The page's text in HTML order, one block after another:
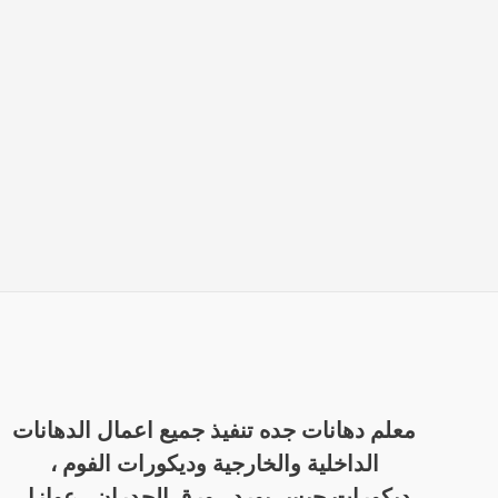
معلم دهانات جده تنفيذ جميع اعمال الدهانات
الداخلية والخارجية وديكورات الفوم ،